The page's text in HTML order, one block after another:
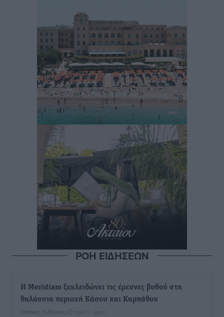
ΡΟΗ ΕΙΔΗΣΕΩΝ
Η Meridiam ξεκλειδώνει τις έρευνες βυθού στη
θαλάσσια περιοχή Κάσου και Καρπάθου
Τοπικές Ειδήσεις πριν 7 ώρες